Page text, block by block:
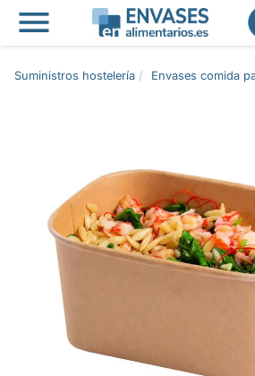

Suministros hostelería Envases comida